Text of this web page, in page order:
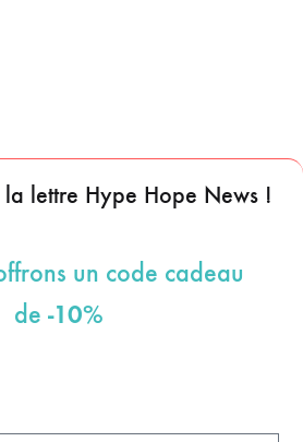
lettre Hype Hope News !
un code cadeau
de -10%